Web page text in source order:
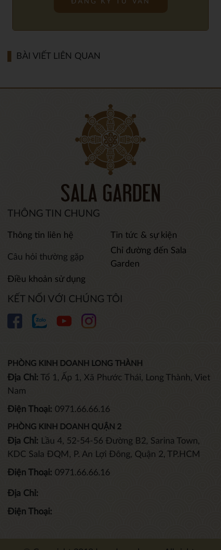
BÀI VIẾT LIÊN QUAN
THÔNG TIN CHUNG
Thông tin liên hệ Tin tức & sự kiện
Câu hỏi thường gặp
Chỉ đường đến Sala
Garden
Điều khoản sử dụng
KẾT NỐI VỚI CHÚNG TÔI
PHÒNG KINH DOANH LONG THÀNH
Địa Chỉ: Tổ 1, Ấp 1, Xã Phước Thái, Long Thành, Viet
Nam
Điện Thoại: 0971.66.66.16
PHÒNG KINH DOANH QUẬN 2
Địa Chỉ: Lầu 4, 52-54-56 Đường B2, Sarina Town,
KDC Sala ĐQM, P. An Lợi Đông, Quận 2, TP.HCM
Điện Thoại: 0971.66.66.16
Địa Chỉ:
Điện Thoại: